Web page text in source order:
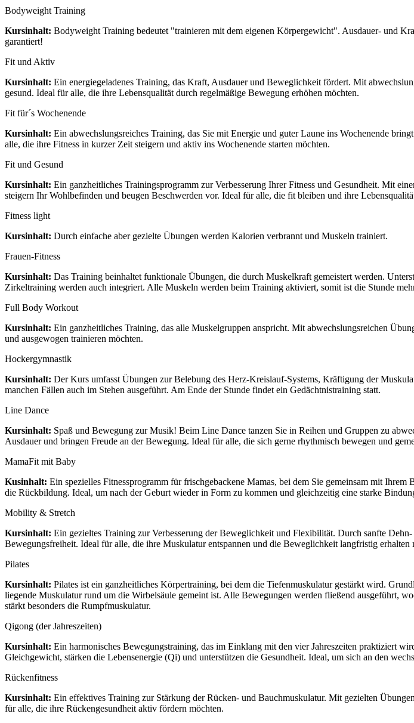
Bodyweight Training
Kursinhalt: Bodyweight Training bedeutet "trainieren mit dem eigenen Körpergewicht". Ausdauer- und
garantiert!
Fit und Aktiv
Kursinhalt: Ein energiegeladenes Training, das Kraft, Ausdauer und Beweglichkeit fördert. Mit
gesund. Ideal für alle, die ihre Lebensqualität durch regelmäßige Bewegung erhöhen möchten.
Fit für´s Wochenende
Kursinhalt: Ein abwechslungsreiches Training, das Sie mit Energie und guter Laune ins Wochenende
alle, die ihre Fitness in kurzer Zeit steigern und aktiv ins Wochenende starten möchten.
Fit und Gesund
Kursinhalt: Ein ganzheitliches Trainingsprogramm zur Verbesserung Ihrer Fitness und Gesundheit. Mit
steigern Ihr Wohlbefinden und beugen Beschwerden vor. Ideal für alle, die fit bleiben und ihre
Fitness light
Kursinhalt: Durch einfache aber gezielte Übungen werden Kalorien verbrannt und Muskeln trainiert.
Frauen-Fitness
Kursinhalt: Das Training beinhaltet funktionale Übungen, die durch Muskelkraft gemeistert werden.
Zirkeltraining werden auch integriert. Alle Muskeln werden beim Training aktiviert, somit ist die Stunde
Full Body Workout
Kursinhalt: Ein ganzheitliches Training, das alle Muskelgruppen anspricht. Mit abwechslungsreichen
und ausgewogen trainieren möchten.
Hockergymnastik
Kursinhalt: Der Kurs umfasst Übungen zur Belebung des Herz-Kreislauf-Systems, Kräftigung der
manchen Fällen auch im Stehen ausgeführt. Am Ende der Stunde findet ein Gedächtnistraining statt.
Line Dance
Kursinhalt: Spaß und Bewegung zur Musik! Beim Line Dance tanzen Sie in Reihen und Gruppen zu
Ausdauer und bringen Freude an der Bewegung. Ideal für alle, die sich gerne rhythmisch bewegen und
MamaFit mit Baby
Kusinhalt: Ein spezielles Fitnessprogramm für frischgebackene Mamas, bei dem Sie gemeinsam mit
die Rückbildung. Ideal, um nach der Geburt wieder in Form zu kommen und gleichzeitig eine starke
Mobility & Stretch
Kursinhalt: Ein gezieltes Training zur Verbesserung der Beweglichkeit und Flexibilität. Durch sanfte
Bewegungsfreiheit. Ideal für alle, die ihre Muskulatur entspannen und die Beweglichkeit langfristig erhalten
Pilates
Kursinhalt: Pilates ist ein ganzheitliches Körpertraining, bei dem die Tiefenmuskulatur gestärkt wird.
liegende Muskulatur rund um die Wirbelsäule gemeint ist. Alle Bewegungen werden fließend ausgeführt,
stärkt besonders die Rumpfmuskulatur.
Qigong (der Jahreszeiten)
Kursinhalt: Ein harmonisches Bewegungstraining, das im Einklang mit den vier Jahreszeiten praktiziert
Gleichgewicht, stärken die Lebensenergie (Qi) und unterstützen die Gesundheit. Ideal, um sich an den
Rückenfitness
Kursinhalt: Ein effektives Training zur Stärkung der Rücken- und Bauchmuskulatur. Mit gezielten
für alle, die ihre Rückengesundheit aktiv fördern möchten.